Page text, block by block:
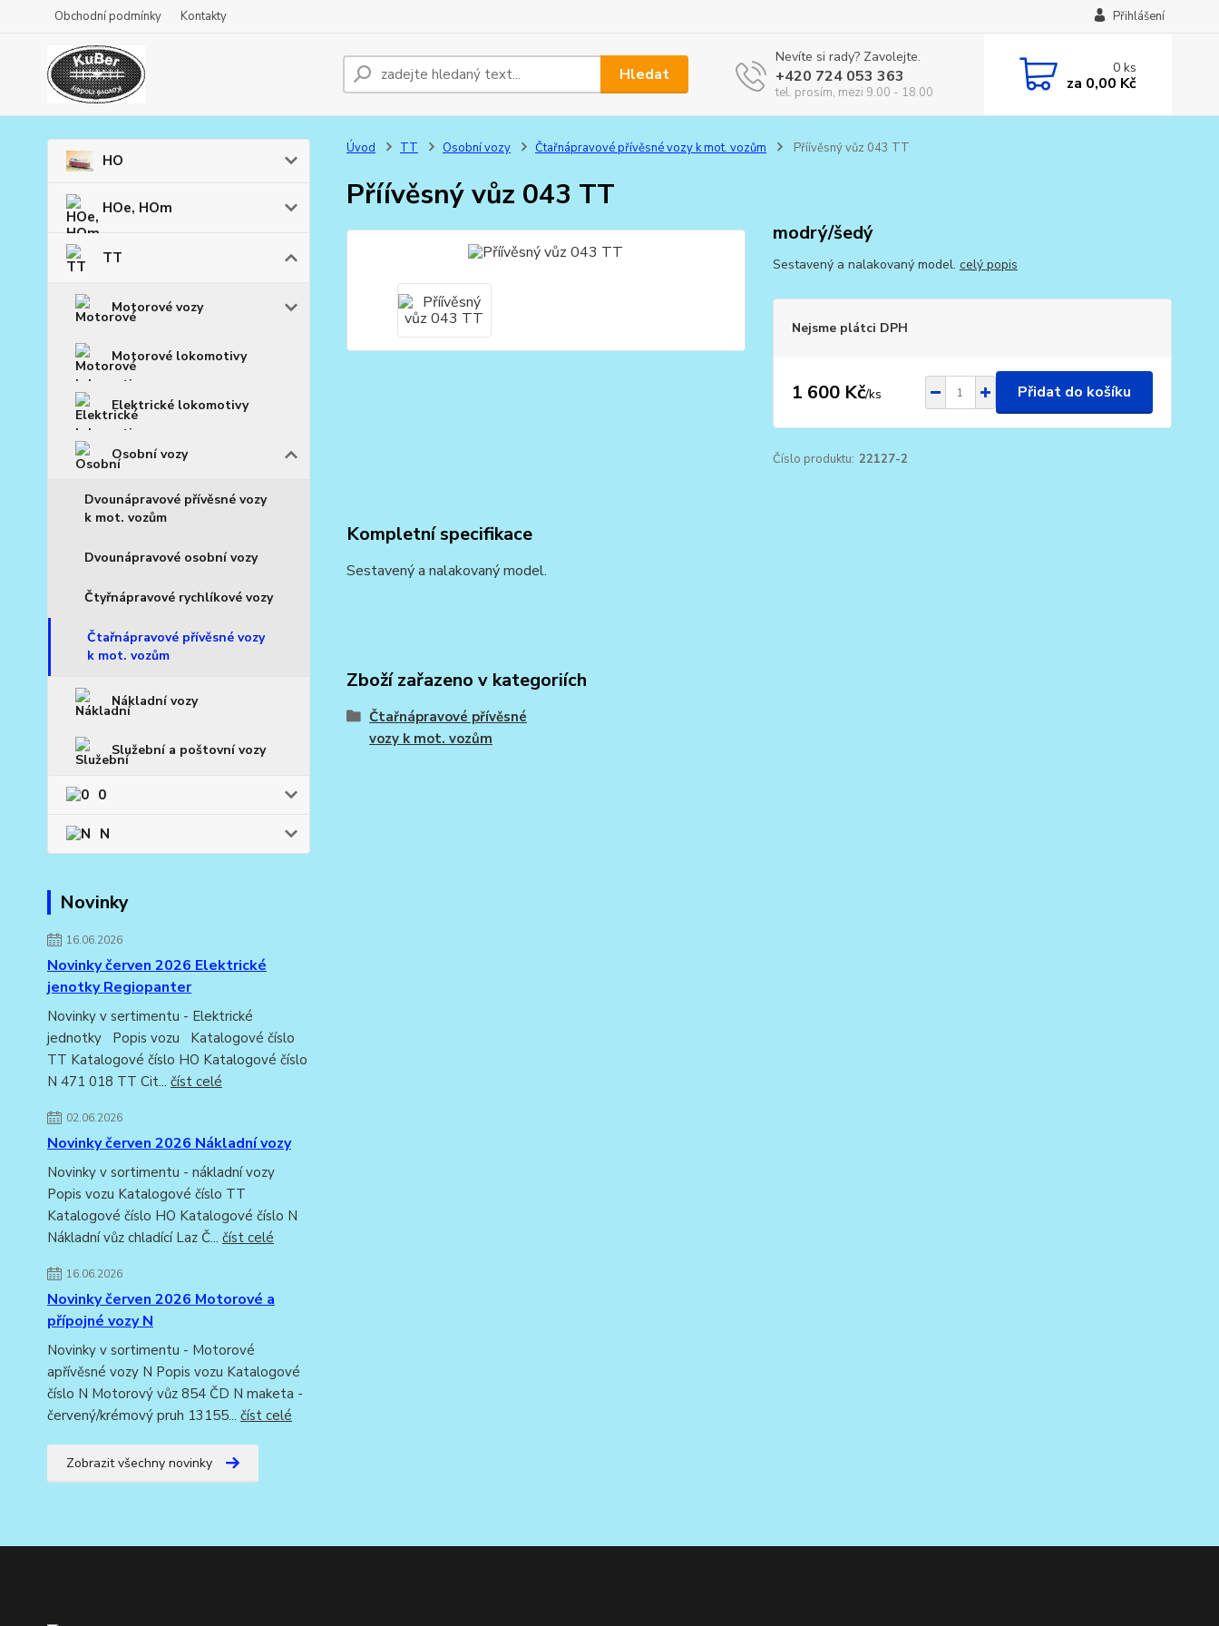
Obchodní podmínky Kontakty Přihlášení
Hledat
Nevíte si rady? Zavolejte.
+420 724 053 363
tel. prosím, mezi 9.00 - 18.00
0ks
za 0,00 Kč
HO
HOe, HOm
TT
Motorové vozy
Motorové lokomotivy
Elektrické lokomotivy
Osobní vozy
Dvounápravové přívěsné vozy
k mot. vozům
Dvounápravové osobní vozy
Čtyřnápravové rychlíkové vozy
Čtařnápravové přívěsné vozy
k mot. vozům
Nákladní vozy
Služební a poštovní vozy
0
N
Novinky
16.06.2026
Novinky červen 2026 Elektrické
jenotky Regiopanter
Novinky v sertimentu - Elektrické
jednotky Popis vozu Katalogové číslo
TT Katalogové číslo HO Katalogové číslo
N 471 018 TT Cit... číst celé
02.06.2026
Novinky červen 2026 Nákladní vozy
Novinky v sortimentu - nákladní vozy
Popis vozu Katalogové číslo TT
Katalogové číslo HO Katalogové číslo N
Nákladní vůz chladící Laz Č... číst celé
16.06.2026
Novinky červen 2026 Motorové a
přípojné vozy N
Novinky v sortimentu - Motorové
apřívěsné vozy N Popis vozu Katalogové
číslo N Motorový vůz 854 ČD N maketa -
červený/krémový pruh 13155... číst celé
Zobrazit všechny novinky
Úvod TT Osobní vozy Čtařnápravové přívěsné vozy k mot. vozům Příívěsný vůz 043 TT
Příívěsný vůz 043 TT
modrý/šedý
Sestavený a nalakovaný model. celý popis
Nejsme plátci DPH
1 600 Kč/ks Přidat do košíku
Číslo produktu: 22127-2
Kompletní specifikace
Sestavený a nalakovaný model.
Zboží zařazeno v kategoriích
Čtařnápravové přívěsné
vozy k mot. vozům